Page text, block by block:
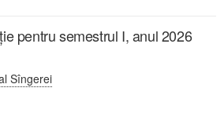
pentru semestrul I, anul 2026
Sîngerei